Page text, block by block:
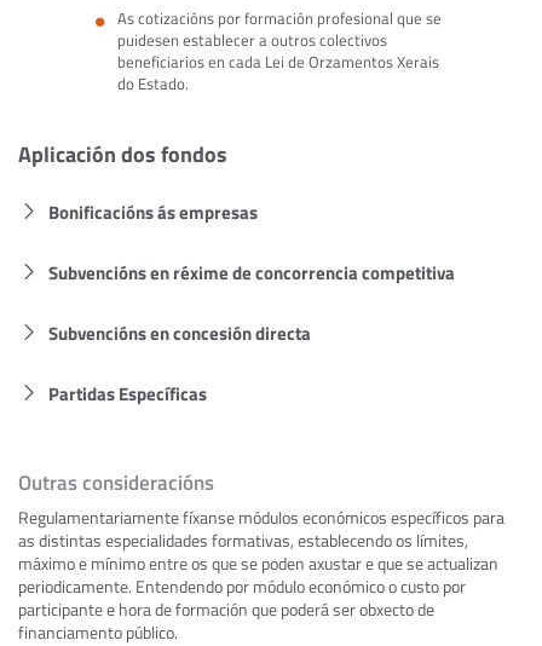
As cotizacións por formación profesional que se
puidesen establecer a outros colectivos
beneficiarios en cada Lei de Orzamentos Xerais
do Estado.
Aplicación dos fondos
Bonificacións ás empresas
Subvencións en réxime de concorrencia competitiva
Subvencións en concesión directa
Partidas Específicas
Outras consideracións
Regulamentariamente fíxanse módulos económicos específicos para
as distintas especialidades formativas, establecendo os límites,
máximo e mínimo entre os que se poden axustar e que se actualizan
periodicamente. Entendendo por módulo económico o custo por
participante e hora de formación que poderá ser obxecto de
financiamento público.